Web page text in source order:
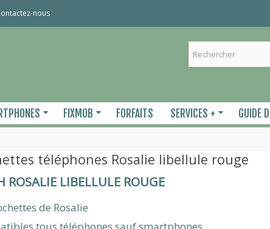
nous
FIXMOB FORFAITS SERVICES + GUIDE
téléphones Rosalie libellule rouge
ROSALIE LIBELLULE ROUGE
de Rosalie